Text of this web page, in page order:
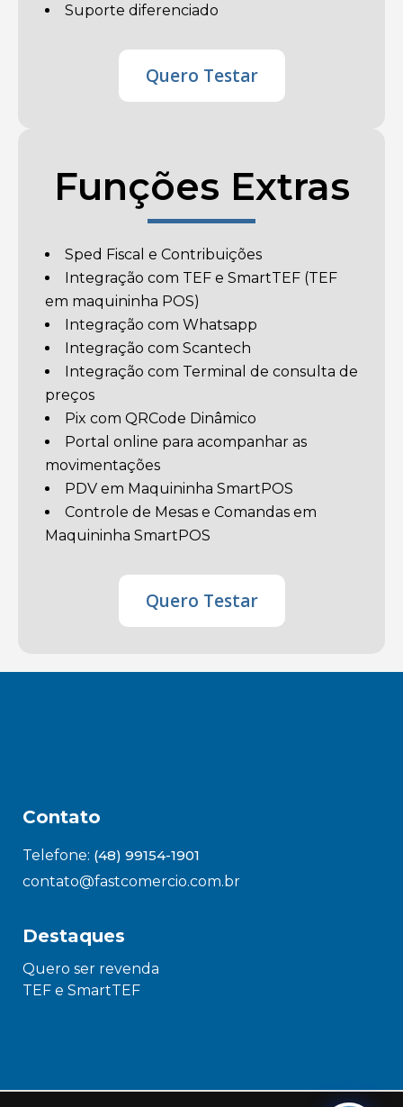
Suporte diferenciado
Quero Testar
Funções Extras
Sped Fiscal e Contribuições
Integração com TEF e SmartTEF (TEF
em maquininha POS)
Integração com Whatsapp
Integração com Scantech
Integração com Terminal de consulta de
preços
Pix com QRCode Dinâmico
Portal online para acompanhar as
movimentações
PDV em Maquininha SmartPOS
Controle de Mesas e Comandas em
Maquininha SmartPOS
Quero Testar
Contato
Telefone: (48) 99154-1901
contato@fastcomercio.com.br
Destaques
Quero ser revenda
TEF e SmartTEF